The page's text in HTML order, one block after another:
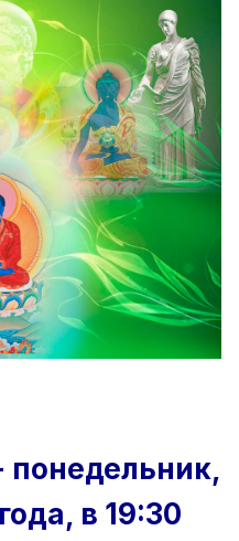
понедельник,
в 19:30